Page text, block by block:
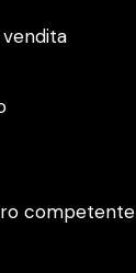
competente